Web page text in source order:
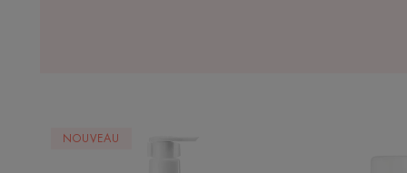
NOUVEAU